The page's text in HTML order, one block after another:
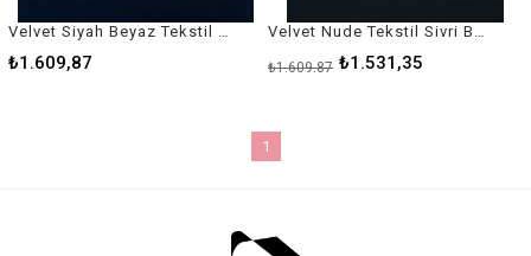
₺1.609,87 ₺1.531,35
₺1.609,87
1